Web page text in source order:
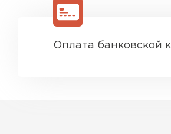
Оплата банковской